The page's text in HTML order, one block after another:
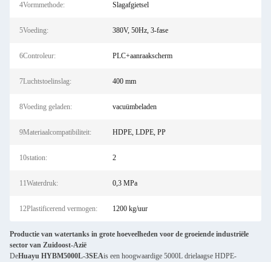
4Vormmethode: Slagafgietsel
5Voeding: 380V, 50Hz, 3-fase
6Controleur: PLC+aanraakscherm
7Luchtstoelinslag: 400 mm
8Voeding geladen: vacuümbeladen
9Materiaalcompatibiliteit: HDPE, LDPE, PP
10station: 2
11Waterdruk: 0,3 MPa
12Plastificerend vermogen: 1200 kg/uur
Productie van watertanks in grote hoeveelheden voor de groeiende industriële
sector van Zuidoost-Azië
DeHuayu HYBM5000L-3SEAis een hoogwaardige 5000L drielaagse HDPE-